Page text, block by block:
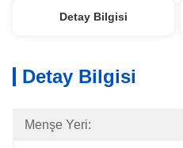
Detay Bilgisi
Detay Bilgisi
Menşe Yeri: